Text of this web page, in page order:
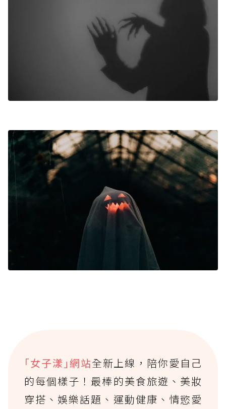
｢女子漾｣網站全新上線，陪你愛自己
的每個樣子！最棒的美食旅遊、美妝
穿搭、娛樂話題、運動健康、情慾愛